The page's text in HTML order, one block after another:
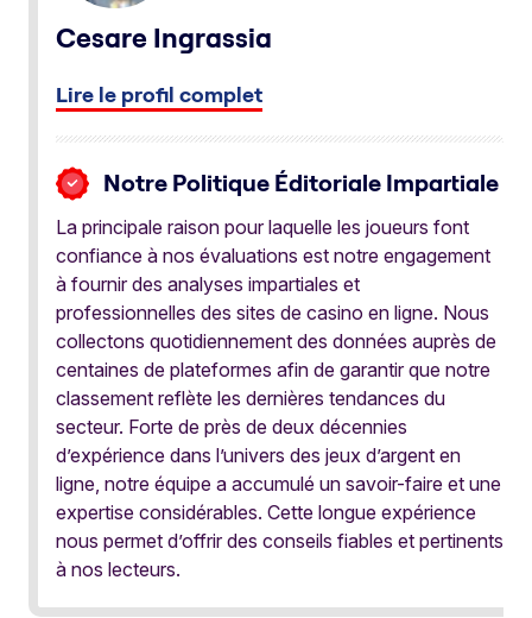
Cesare Ingrassia
Lire le profil complet
Notre Politique Éditoriale Impartiale
La principale raison pour laquelle les joueurs font
confiance à nos évaluations est notre engagement
à fournir des analyses impartiales et
professionnelles des sites de casino en ligne. Nous
collectons quotidiennement des données auprès de
centaines de plateformes afin de garantir que notre
classement reflète les dernières tendances du
secteur. Forte de près de deux décennies
d’expérience dans l’univers des jeux d’argent en
ligne, notre équipe a accumulé un savoir-faire et une
expertise considérables. Cette longue expérience
nous permet d’offrir des conseils fiables et pertinents
à nos lecteurs.